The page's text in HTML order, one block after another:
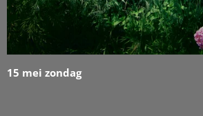
15 mei zondag